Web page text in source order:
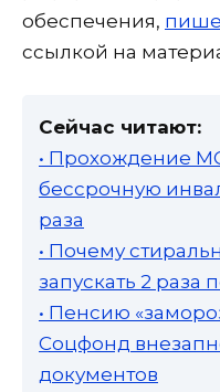
обеспечения,
ссылкой на
Сейчас читают:
• Прохождение
бессрочную
раза
• Почему
запускать 2 раза
• Пенсию
Соцфонд
документов